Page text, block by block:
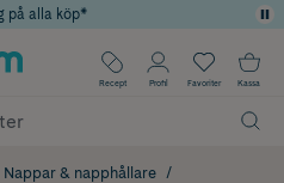
inom Skönhet
för 20% över 649kr
& hudterapeuter
på alla köp*
Recept Profil Favoriter Kassa
Nappar & napphållare